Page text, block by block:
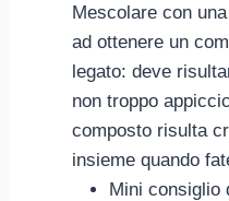
Mescolare con
ad ottenere un
legato: deve
non troppo
composto risulta
insieme quando
Mini consiglio